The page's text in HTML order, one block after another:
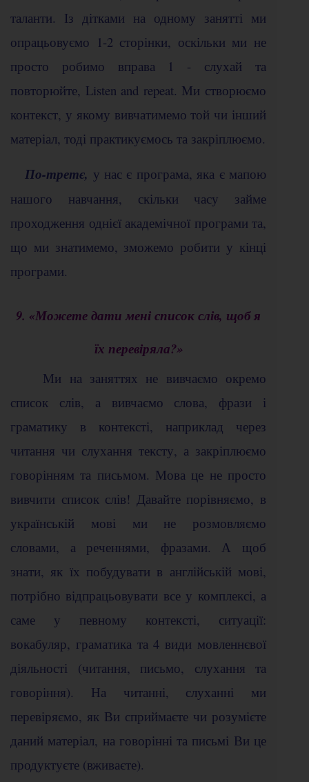
таланти. Із дітками на одному занятті ми
опрацьовуємо 1-2 сторінки, оскільки ми не
просто робимо вправа 1 - слухай та
повторюйте, Listen and repeat. Ми створюємо
контекст, у якому вивчатимемо той чи інший
матеріал, тоді практикуємось та закріплюємо.
По-третє, у нас є програма, яка є мапою
нашого навчання, скільки часу займе
проходження однієї академічної програми та,
що ми знатимемо, зможемо робити у кінці
програми.
9. «Можете дати мені список слів, щоб я
їх перевіряла?»
Ми на заняттях не вивчаємо окремо
список слів, а вивчаємо слова, фрази і
граматику в контексті, наприклад через
читання чи слухання тексту, а закріплюємо
говорінням та письмом. Мова це не просто
вивчити список слів! Давайте порівняємо, в
українській мові ми не розмовляємо
словами, а реченнями, фразами. А щоб
знати, як їх побудувати в англійській мові,
потрібно відпрацьовувати все у комплексі, а
саме у певному контексті, ситуації:
вокабуляр, граматика та 4 види мовленнєвої
діяльності (читання, письмо, слухання та
говоріння). На читанні, слуханні ми
перевіряємо, як Ви сприймаєте чи розумієте
даний матеріал, на говорінні та письмі Ви це
продуктуєте (вживаєте).